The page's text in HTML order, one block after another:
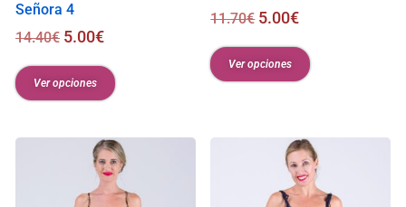
Señora 4
14.40€ 5.00€
Ver opciones
11.70€ 5.00€
Ver opciones